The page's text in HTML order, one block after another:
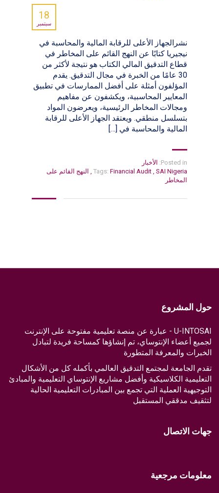
18
سبتمبر
نشرالجهاز الأعلى للرقابة المالية والمحاسبة في
نيجيريا كتابًا عن النهج القائم على المخاطر في
قطاع التدقيق المالي الكتاب هو نتيجة لأكثر من
30 عامًا من الخبرة في مجال التدقيق. يقدم
المؤلفون أمثلة على أفضل الممارسات في تطبيق
المعايير المحاسبية، ويكشفون عن مفاهيم
ومجالات المخاطر الرئيسية، ويعرضون المواد
بتسلسل منطقي. ويعتقد الجهاز الأعلى للرقابة
المالية والمحاسبة في […]
Posted in: الأخبار
Tags: Financial Audit , SAI Nigeria
, النهج القائم على
المخاطر
حول المشروع
U-INTOSAI - عبارة عن منصة تعليمية مفتوحة على الإنترنت
لجميع أعضاء الإنتوساي، تم إنشاؤها كمساحة فريدة لتبادل
الخبرات والمعرفة المتطورة
تقدم الجامعة لمجتمع التدقيق العالمي بأكمله كل من الأشكال
التعليمية الكلاسيكية وأفضل مشاريع الإنتوساي التعليمية والمبادئ
التوجيهية العملية التي تجمع بين المبادرات التعليمية الحالية
لتثقيف مدققي المستقبل
جهات الاتصال
معلومات مرجعية